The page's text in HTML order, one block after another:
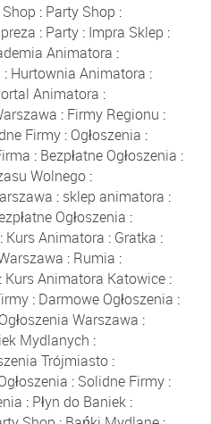
: Party Shop :
: Party : Impra Sklep :
Animatora :
: Hurtownia Animatora :
Animatora :
: Firmy Regionu :
Firmy: Ogłoszenia :
: Bezpłatne Ogłoszenia :
Wolnego:
: sklep animatora :
Ogłoszenia :
Kurs Animatora : Gratka :
: Rumia :
: Kurs Animatora Katowice :
: Darmowe Ogłoszenia :
Ogłoszenia Warszawa :
Mydlanych :
Trójmiasto :
: Solidne Firmy :
: Płyn do Baniek: